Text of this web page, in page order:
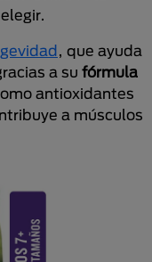
, que ayuda
a su fórmula
antioxidantes
a músculos